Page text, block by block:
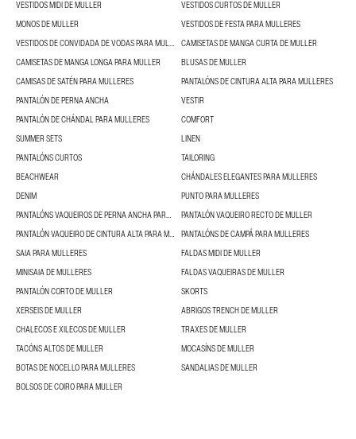
VESTIDOS MIDI DE MULLER
VESTIDOS CURTOS DE MULLER
MONOS DE MULLER
VESTIDOS DE FESTA PARA MULLERES
VESTIDOS DE CONVIDADA DE VODAS PARA MULLERES CAMISETAS DE MANGA CURTA DE MULLER
CAMISETAS DE MANGA LONGA PARA MULLER
BLUSAS DE MULLER
CAMISAS DE SATÉN PARA MULLERES
PANTALÓNS DE CINTURA ALTA PARA MULLERES
PANTALÓN DE PERNA ANCHA
VESTIR
PANTALÓN DE CHÁNDAL PARA MULLERES
COMFORT
SUMMER SETS
LINEN
PANTALÓNS CURTOS
TAILORING
BEACHWEAR
CHÁNDALES ELEGANTES PARA MULLERES
DENIM
PUNTO PARA MULLERES
PANTALÓNS VAQUEIROS DE PERNA ANCHA PARA MULLERES
PANTALÓN VAQUEIRO RECTO DE MULLER
PANTALÓN VAQUEIRO DE CINTURA ALTA PARA MULLERES PANTALÓNS DE CAMPÁ PARA MULLERES
SAIA PARA MULLERES
FALDAS MIDI DE MULLER
MINISAIA DE MULLERES
FALDAS VAQUEIRAS DE MULLER
PANTALÓN CORTO DE MULLER
SKORTS
XERSEIS DE MULLER
ABRIGOS TRENCH DE MULLER
CHALECOS E XILECOS DE MULLER
TRAXES DE MULLER
TACÓNS ALTOS DE MULLER
MOCASÍNS DE MULLER
BOTAS DE NOCELLO PARA MULLERES
SANDALIAS DE MULLER
BOLSOS DE COIRO PARA MULLER